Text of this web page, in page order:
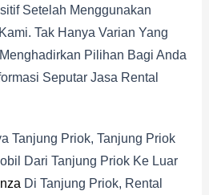
Setelah Menggunakan
Kami. Tak Hanya Varian Yang
Pilihan Bagi Anda
Seputar Jasa Rental
Tanjung Priok, Tanjung Priok
Dari Tanjung Priok Ke Luar
Di Tanjung Priok, Rental